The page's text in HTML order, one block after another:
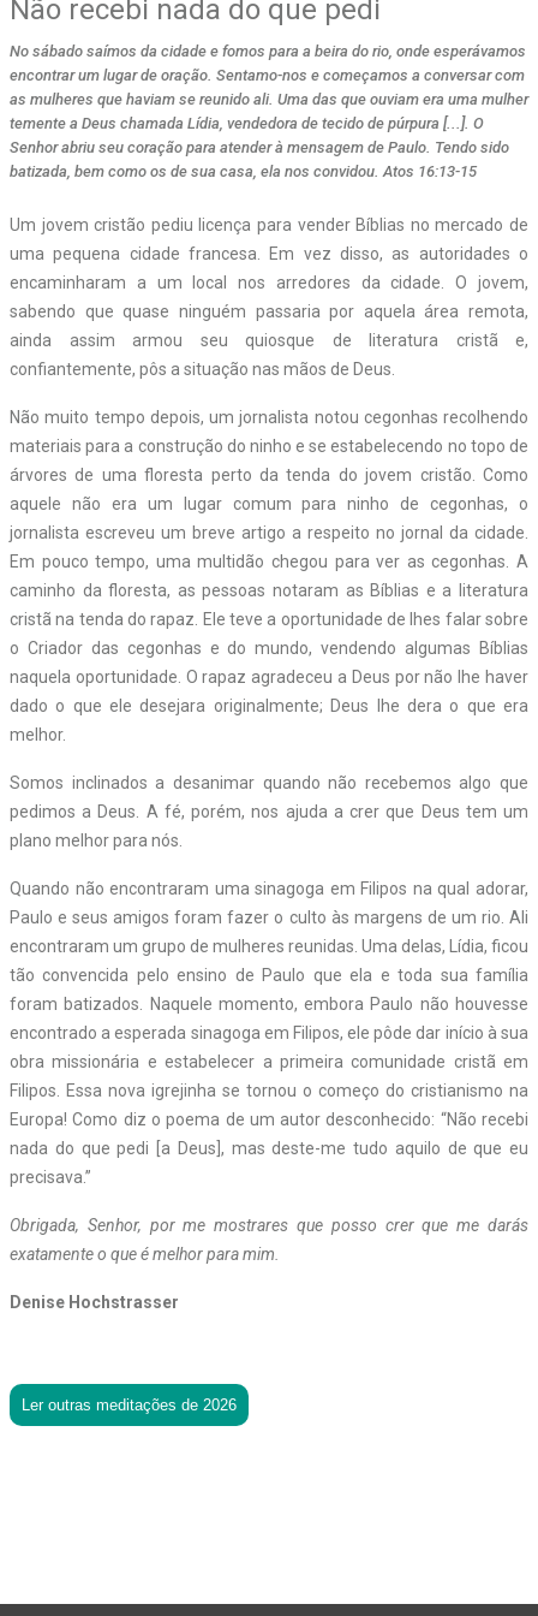
Não recebi nada do que pedi
No sábado saímos da cidade e fomos para a beira do rio, onde esperávamos
encontrar um lugar de oração. Sentamo-nos e começamos a conversar com
as mulheres que haviam se reunido ali. Uma das que ouviam era uma mulher
temente a Deus chamada Lídia, vendedora de tecido de púrpura [...]. O
Senhor abriu seu coração para atender à mensagem de Paulo. Tendo sido
batizada, bem como os de sua casa, ela nos convidou. Atos 16:13-15
Um jovem cristão pediu licença para vender Bíblias no mercado de
uma pequena cidade francesa. Em vez disso, as autoridades o
encaminharam a um local nos arredores da cidade. O jovem,
sabendo que quase ninguém passaria por aquela área remota,
ainda assim armou seu quiosque de literatura cristã e,
confiantemente, pôs a situação nas mãos de Deus.
Não muito tempo depois, um jornalista notou cegonhas recolhendo
materiais para a construção do ninho e se estabelecendo no topo de
árvores de uma floresta perto da tenda do jovem cristão. Como
aquele não era um lugar comum para ninho de cegonhas, o
jornalista escreveu um breve artigo a respeito no jornal da cidade.
Em pouco tempo, uma multidão chegou para ver as cegonhas. A
caminho da floresta, as pessoas notaram as Bíblias e a literatura
cristã na tenda do rapaz. Ele teve a oportunidade de lhes falar sobre
o Criador das cegonhas e do mundo, vendendo algumas Bíblias
naquela oportunidade. O rapaz agradeceu a Deus por não lhe haver
dado o que ele desejara originalmente; Deus lhe dera o que era
melhor.
Somos inclinados a desanimar quando não recebemos algo que
pedimos a Deus. A fé, porém, nos ajuda a crer que Deus tem um
plano melhor para nós.
Quando não encontraram uma sinagoga em Filipos na qual adorar,
Paulo e seus amigos foram fazer o culto às margens de um rio. Ali
encontraram um grupo de mulheres reunidas. Uma delas, Lídia, ficou
tão convencida pelo ensino de Paulo que ela e toda sua família
foram batizados. Naquele momento, embora Paulo não houvesse
encontrado a esperada sinagoga em Filipos, ele pôde dar início à sua
obra missionária e estabelecer a primeira comunidade cristã em
Filipos. Essa nova igrejinha se tornou o começo do cristianismo na
Europa! Como diz o poema de um autor desconhecido: “Não recebi
nada do que pedi [a Deus], mas deste-me tudo aquilo de que eu
precisava.”
Obrigada, Senhor, por me mostrares que posso crer que me darás
exatamente o que é melhor para mim.
Denise Hochstrasser
Ler outras meditações de 2026